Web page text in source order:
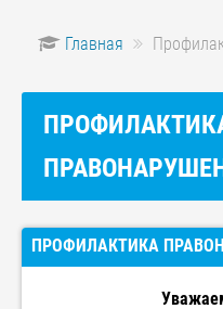
Главная
ПРОФИЛАКТИКА